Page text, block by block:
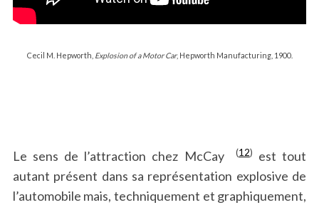
Cecil M. Hepworth, Explosion of a Motor Car, Hepworth Manufacturing, 1900.
Le sens de l’attraction chez McCay (12)
est tout
autant présent dans sa représentation explosive de
l’automobile mais, techniquement et graphiquement,